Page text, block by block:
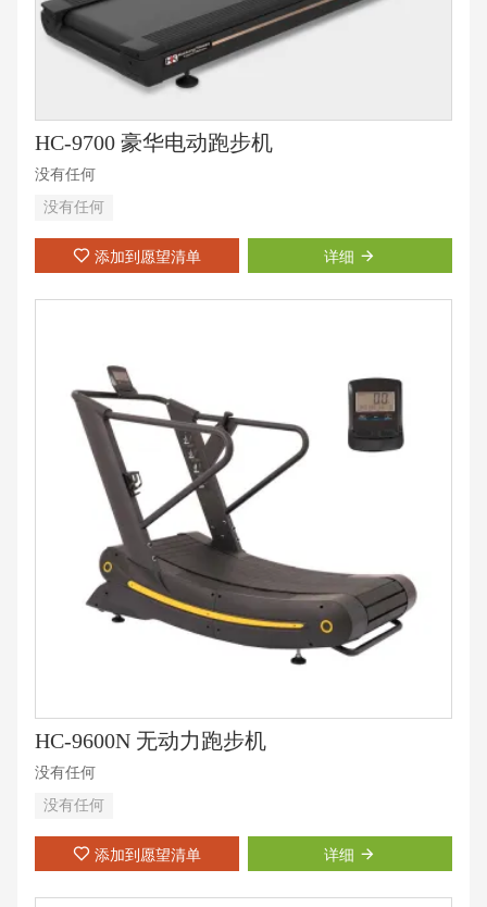
HC-9700 豪华电动跑步机
没有任何
没有任何
添加到愿望清单 详细
HC-9600N 无动力跑步机
没有任何
没有任何
添加到愿望清单 详细